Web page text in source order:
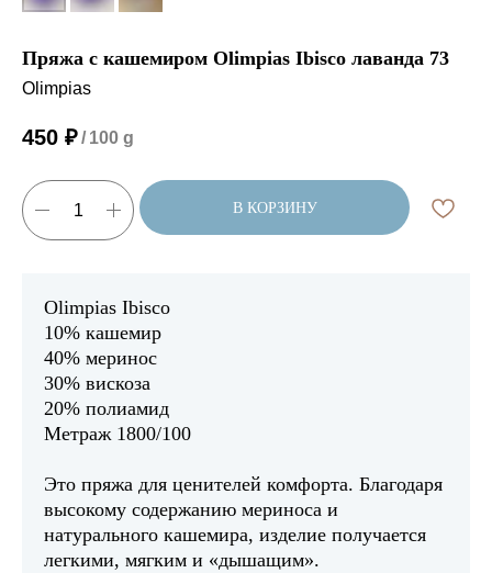
Пряжа с кашемиром Olimpias Ibisco лаванда 73
Olimpias
450 ₽/ 100 g
В КОРЗИНУ
Olimpias Ibisco
10% кашемир
40% меринос
30% вискоза
20% полиамид
Метраж 1800/100
Это пряжа для ценителей комфорта. Благодаря
высокому содержанию мериноса и
натурального кашемира, изделие получается
легкими, мягким и «дышащим».